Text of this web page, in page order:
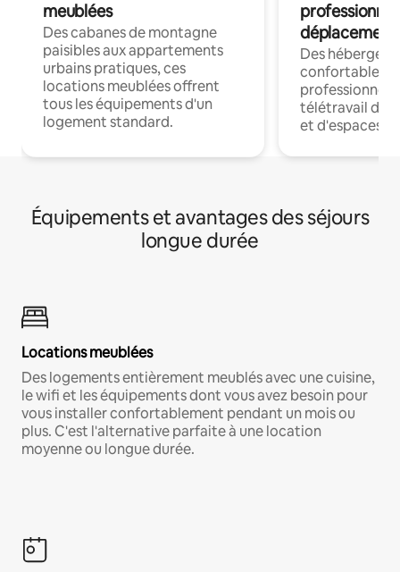
meublées
Des cabanes de montagne
paisibles aux appartements
urbains pratiques, ces
locations meublées offrent
tous les équipements d'un
logement standard.
déplacement
Des
confortables
professionnels
télétravail
et d'espaces
Équipements et avantages des séjours
longue durée
Locations meublées
Des logements entièrement meublés avec une cuisine,
le wifi et les équipements dont vous avez besoin pour
vous installer confortablement pendant un mois ou
plus. C'est l'alternative parfaite à une location
moyenne ou longue durée.